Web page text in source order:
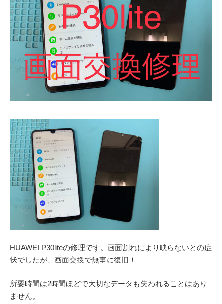
HUAWEI P30liteの修理です。画面割れにより映らないとの症
状でしたが、画面交換で無事に復旧！
所要時間は2時間ほどで大切なデータも失われることはあり
ません。